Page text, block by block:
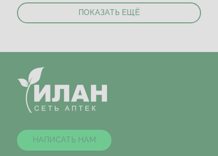
ПОКАЗАТЬ ЕЩЁ
НАПИСАТЬ НАМ